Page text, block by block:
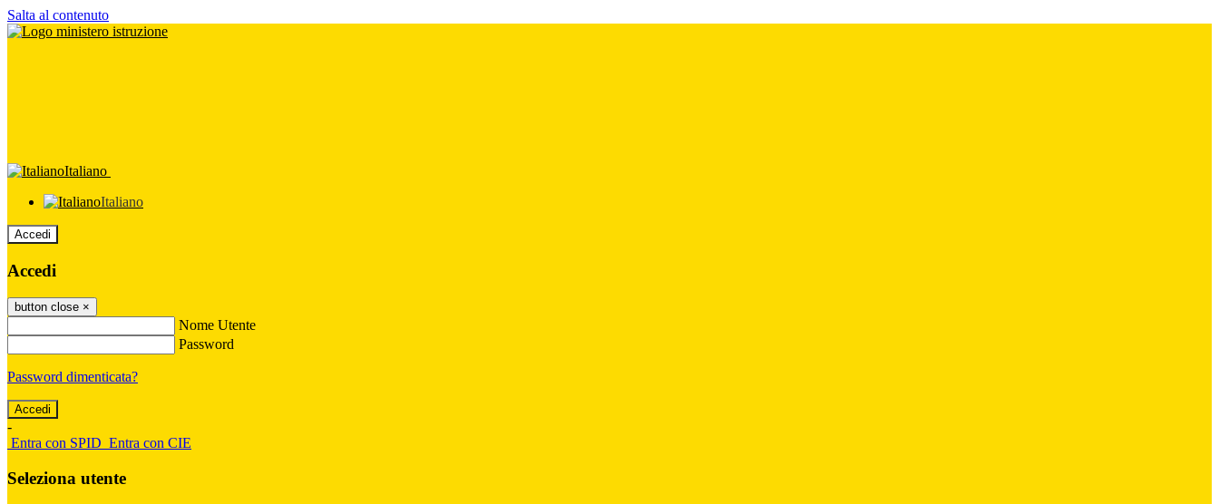
Salta al contenuto
Italiano
Italiano
Accedi
Accedi
button close ×
Nome Utente
Password
Password dimenticata?
-
Entra con SPID Entra con CIE
Seleziona utente